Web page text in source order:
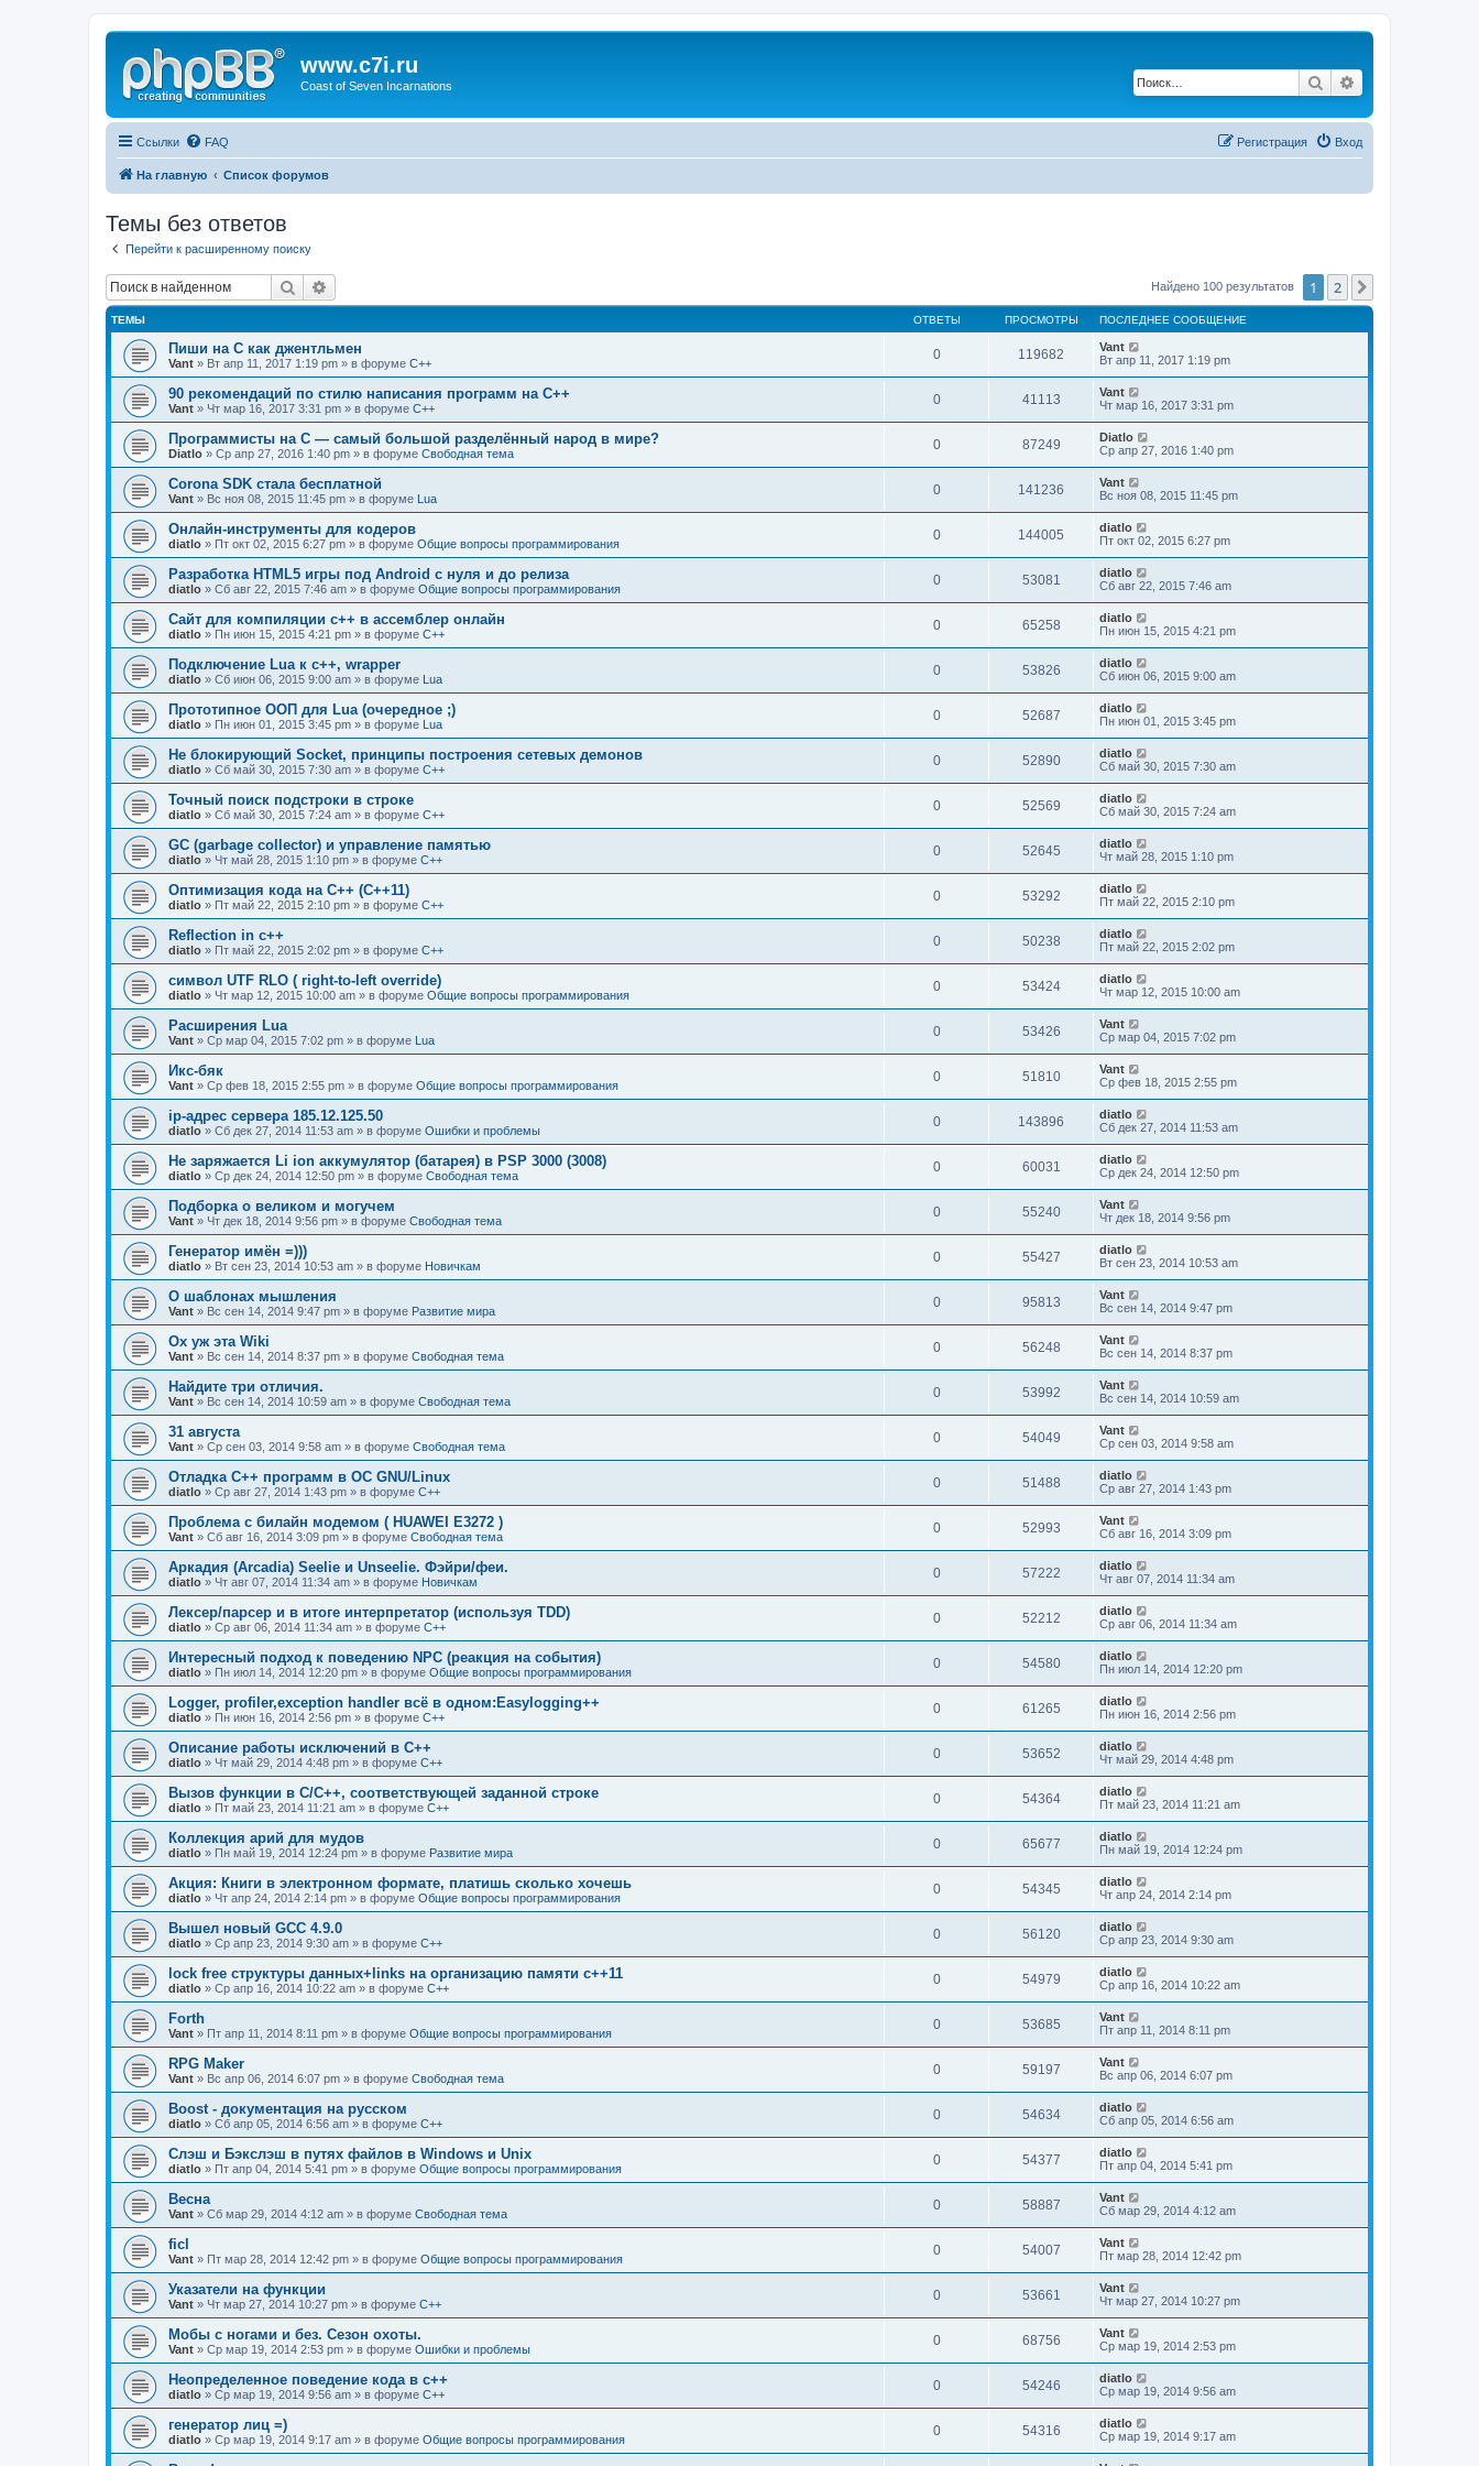
www.c7i.ru
Coast of Seven Incarnations Поиск
Ссылки FAQ Вход
Регистрация
На главную Список форумов
Темы без ответов
Перейти к расширенному поиску
Поиск Найдено 100 результатов 1 2
ТЕМЫ ОТВЕТЫ ПРОСМОТРЫ ПОСЛЕДНЕЕ СООБЩЕНИЕ
Пиши на C как джентльмен
Vant » Вт апр 11, 2017 1:19 pm » в форуме C++
0 119682
Vant
Вт апр 11, 2017 1:19 pm
90 рекомендаций по стилю написания программ на C++
Vant » Чт мар 16, 2017 3:31 pm » в форуме C++
0 41113
Vant
Чт мар 16, 2017 3:31 pm
Программисты на C — самый большой разделённый народ в мире?
Diatlo » Ср апр 27, 2016 1:40 pm » в форуме Свободная тема
0 87249
Diatlo
Ср апр 27, 2016 1:40 pm
Corona SDK стала бесплатной
Vant » Вс ноя 08, 2015 11:45 pm » в форуме Lua
0 141236
Vant
Вс ноя 08, 2015 11:45 pm
Онлайн-инструменты для кодеров
diatlo » Пт окт 02, 2015 6:27 pm » в форуме Общие вопросы программирования
0 144005
diatlo
Пт окт 02, 2015 6:27 pm
Разработка HTML5 игры под Android с нуля и до релиза
diatlo » Сб авг 22, 2015 7:46 am » в форуме Общие вопросы программирования
0 53081
diatlo
Сб авг 22, 2015 7:46 am
Сайт для компиляции c++ в ассемблер онлайн
diatlo » Пн июн 15, 2015 4:21 pm » в форуме C++
0 65258
diatlo
Пн июн 15, 2015 4:21 pm
Подключение Lua к c++, wrapper
diatlo » Сб июн 06, 2015 9:00 am » в форуме Lua
0 53826
diatlo
Сб июн 06, 2015 9:00 am
Прототипное ООП для Lua (очередное ;)
diatlo » Пн июн 01, 2015 3:45 pm » в форуме Lua
0 52687
diatlo
Пн июн 01, 2015 3:45 pm
Не блокирующий Socket, принципы построения сетевых демонов
diatlo » Сб май 30, 2015 7:30 am » в форуме C++
0 52890
diatlo
Сб май 30, 2015 7:30 am
Точный поиск подстроки в строке
diatlo » Сб май 30, 2015 7:24 am » в форуме C++
0 52569
diatlo
Сб май 30, 2015 7:24 am
GC (garbage collector) и управление памятью
diatlo » Чт май 28, 2015 1:10 pm » в форуме C++
0 52645
diatlo
Чт май 28, 2015 1:10 pm
Оптимизация кода на C++ (C++11)
diatlo » Пт май 22, 2015 2:10 pm » в форуме C++
0 53292
diatlo
Пт май 22, 2015 2:10 pm
Reflection in с++
diatlo » Пт май 22, 2015 2:02 pm » в форуме C++
0 50238
diatlo
Пт май 22, 2015 2:02 pm
символ UTF RLO ( right-to-left override)
diatlo » Чт мар 12, 2015 10:00 am » в форуме Общие вопросы программирования
0 53424
diatlo
Чт мар 12, 2015 10:00 am
Расширения Lua
Vant » Ср мар 04, 2015 7:02 pm » в форуме Lua
0 53426
Vant
Ср мар 04, 2015 7:02 pm
Икс-бяк
Vant » Ср фев 18, 2015 2:55 pm » в форуме Общие вопросы программирования
0 51810
Vant
Ср фев 18, 2015 2:55 pm
ip-адрес сервера 185.12.125.50
diatlo » Сб дек 27, 2014 11:53 am » в форуме Ошибки и проблемы
0 143896
diatlo
Сб дек 27, 2014 11:53 am
Не заряжается Li ion аккумулятор (батарея) в PSP 3000 (3008)
diatlo » Ср дек 24, 2014 12:50 pm » в форуме Свободная тема
0 60031
diatlo
Ср дек 24, 2014 12:50 pm
Подборка о великом и могучем
Vant » Чт дек 18, 2014 9:56 pm » в форуме Свободная тема
0 55240
Vant
Чт дек 18, 2014 9:56 pm
Генератор имён =)))
diatlo » Вт сен 23, 2014 10:53 am » в форуме Новичкам
0 55427
diatlo
Вт сен 23, 2014 10:53 am
О шаблонах мышления
Vant » Вс сен 14, 2014 9:47 pm » в форуме Развитие мира
0 95813
Vant
Вс сен 14, 2014 9:47 pm
Ох уж эта Wiki
Vant » Вс сен 14, 2014 8:37 pm » в форуме Свободная тема
0 56248
Vant
Вс сен 14, 2014 8:37 pm
Найдите три отличия.
Vant » Вс сен 14, 2014 10:59 am » в форуме Свободная тема
0 53992
Vant
Вс сен 14, 2014 10:59 am
31 августа
Vant » Ср сен 03, 2014 9:58 am » в форуме Свободная тема
0 54049
Vant
Ср сен 03, 2014 9:58 am
Отладка C++ программ в ОС GNU/Linux
diatlo » Ср авг 27, 2014 1:43 pm » в форуме C++
0 51488
diatlo
Ср авг 27, 2014 1:43 pm
Проблема с билайн модемом ( HUAWEI E3272 )
Vant » Сб авг 16, 2014 3:09 pm » в форуме Свободная тема
0 52993
Vant
Сб авг 16, 2014 3:09 pm
Аркадия (Arcadia) Seelie и Unseelie. Фэйри/феи.
diatlo » Чт авг 07, 2014 11:34 am » в форуме Новичкам
0 57222
diatlo
Чт авг 07, 2014 11:34 am
Лексер/парсер и в итоге интерпретатор (используя TDD)
diatlo » Ср авг 06, 2014 11:34 am » в форуме C++
0 52212
diatlo
Ср авг 06, 2014 11:34 am
Интересный подход к поведению NPC (реакция на события)
diatlo » Пн июл 14, 2014 12:20 pm » в форуме Общие вопросы программирования
0 54580
diatlo
Пн июл 14, 2014 12:20 pm
Logger, profiler,exception handler всё в одном:Easylogging++
diatlo » Пн июн 16, 2014 2:56 pm » в форуме C++
0 61265
diatlo
Пн июн 16, 2014 2:56 pm
Описание работы исключений в C++
diatlo » Чт май 29, 2014 4:48 pm » в форуме C++
0 53652
diatlo
Чт май 29, 2014 4:48 pm
Вызов функции в C/C++, соответствующей заданной строке
diatlo » Пт май 23, 2014 11:21 am » в форуме C++
0 54364
diatlo
Пт май 23, 2014 11:21 am
Коллекция арий для мудов
diatlo » Пн май 19, 2014 12:24 pm » в форуме Развитие мира
0 65677
diatlo
Пн май 19, 2014 12:24 pm
Акция: Книги в электронном формате, платишь сколько хочешь
diatlo » Чт апр 24, 2014 2:14 pm » в форуме Общие вопросы программирования
0 54345
diatlo
Чт апр 24, 2014 2:14 pm
Вышел новый GCC 4.9.0
diatlo » Ср апр 23, 2014 9:30 am » в форуме C++
0 56120
diatlo
Ср апр 23, 2014 9:30 am
lock free структуры данных+links на организацию памяти c++11
diatlo » Ср апр 16, 2014 10:22 am » в форуме C++
0 54979
diatlo
Ср апр 16, 2014 10:22 am
Forth
Vant » Пт апр 11, 2014 8:11 pm » в форуме Общие вопросы программирования
0 53685
Vant
Пт апр 11, 2014 8:11 pm
RPG Maker
Vant » Вс апр 06, 2014 6:07 pm » в форуме Свободная тема
0 59197
Vant
Вс апр 06, 2014 6:07 pm
Boost - документация на русском
diatlo » Сб апр 05, 2014 6:56 am » в форуме C++
0 54634
diatlo
Сб апр 05, 2014 6:56 am
Слэш и Бэкслэш в путях файлов в Windows и Unix
diatlo » Пт апр 04, 2014 5:41 pm » в форуме Общие вопросы программирования
0 54377
diatlo
Пт апр 04, 2014 5:41 pm
Весна
Vant » Сб мар 29, 2014 4:12 am » в форуме Свободная тема
0 58887
Vant
Сб мар 29, 2014 4:12 am
ficl
Vant » Пт мар 28, 2014 12:42 pm » в форуме Общие вопросы программирования
0 54007
Vant
Пт мар 28, 2014 12:42 pm
Указатели на функции
Vant » Чт мар 27, 2014 10:27 pm » в форуме C++
0 53661
Vant
Чт мар 27, 2014 10:27 pm
Мобы с ногами и без. Сезон охоты.
Vant » Ср мар 19, 2014 2:53 pm » в форуме Ошибки и проблемы
0 68756
Vant
Ср мар 19, 2014 2:53 pm
Неопределенное поведение кода в c++
diatlo » Ср мар 19, 2014 9:56 am » в форуме C++
0 54246
diatlo
Ср мар 19, 2014 9:56 am
генератор лиц =)
diatlo » Ср мар 19, 2014 9:17 am » в форуме Общие вопросы программирования
0 54316
diatlo
Ср мар 19, 2014 9:17 am